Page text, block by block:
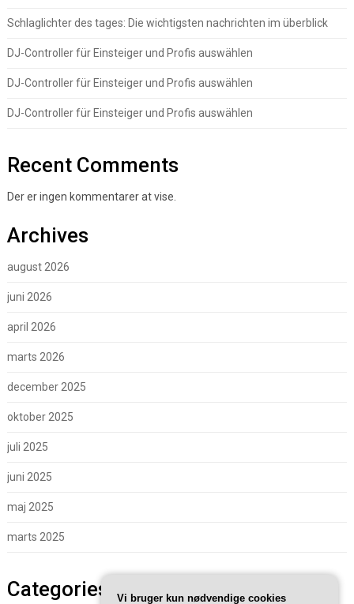
Schlaglichter des tages: Die wichtigsten nachrichten im überblick
DJ-Controller für Einsteiger und Profis auswählen
DJ-Controller für Einsteiger und Profis auswählen
DJ-Controller für Einsteiger und Profis auswählen
Recent Comments
Der er ingen kommentarer at vise.
Archives
august 2026
juni 2026
april 2026
marts 2026
december 2025
oktober 2025
juli 2025
juni 2025
maj 2025
marts 2025
Categories Vi bruger kun nødvendige cookies